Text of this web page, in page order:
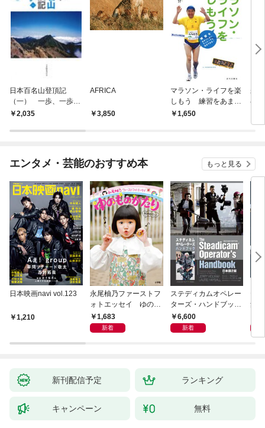
日本百名山登頂記
（一） 一歩、一歩
時には半歩
2,035
AFRICA
3,850
マラソン・ライフを楽
しもう 練習をあまり
しないランナーでも完
1,650
未
む
グ
具
エンタメ・芸能のおすすめ本 もっと見る
日本映画navi vol.123
1,210
永尾柚乃ファーストフ
ォトエッセイ ゆのも
のがたり
1,683
新着
ステディカムオペレー
ターズ・ハンドブック
日本語版 電子版 第２
版
6,600
新着
集
ウ
【
新刊配信予定 ランキング
キャンペーン 無料